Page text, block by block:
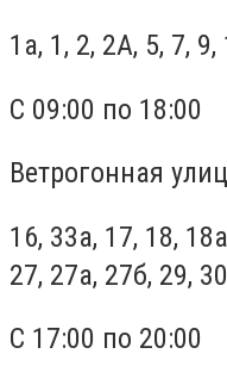
1а, 1, 2, 2А, 5, 7, 9,
С 09:00 по 18:00
Ветрогонная
16, 33а, 17, 18,
27, 27а, 27б, 29,
С 17:00 по 20:00